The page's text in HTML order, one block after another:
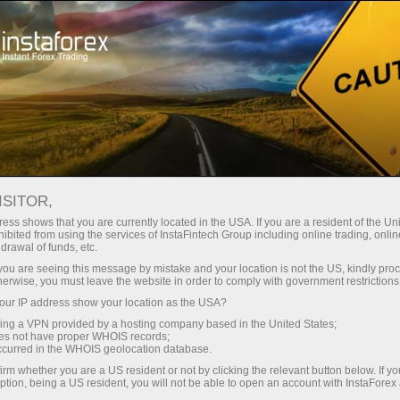
Com a InstaForex, você obtém
realmente competitivas:
alavancagem de até 1:5000,
alguns dos melhores spreads e
comissões do mercado, e
condições vantajosas para
negociar ações e índices.
Spreads mínimos — lucro máximo
Bônus de 30%
para cada depósito
Velocidade
no trading e na estrada
shows that you are currently located in the USA. If you are a resident of the
from using the services of InstaFintech Group including online trading,
of funds, etc.
are seeing this message by mistake and your location is not the US, kindly
you must leave the website in order to comply with government
IP address show your location as the USA?
a VPN provided by a hosting company based in the United States;
not have proper WHOIS records;
in the WHOIS geolocation database.
whether you are a US resident or not by clicking the relevant button below. If
being a US resident, you will not be able to open an account with InstaForex